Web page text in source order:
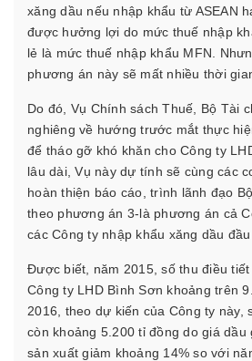
xăng dầu nếu nhập khẩu từ ASEAN
được hưởng lợi do mức thuế nhập
lẻ là mức thuế nhập khẩu MFN.
phương án này sẽ mất nhiều thời
Do đó, Vụ Chính sách Thuế, Bộ Tài
nghiêng về hướng trước mắt thực
để tháo gỡ khó khăn cho Công ty
lâu dài, Vụ này dự tính sẽ cùng các
hoàn thiện báo cáo, trình lãnh đạo
theo phương án 3-là phương án cả
các Công ty nhập khẩu xăng dầu
Được biết, năm 2015, số thu điều
Công ty LHD Bình Sơn khoảng trên
2016, theo dự kiến của Công ty này,
còn khoảng 5.200 tỉ đồng do giá dầu
sản xuất giảm khoảng 14% so với